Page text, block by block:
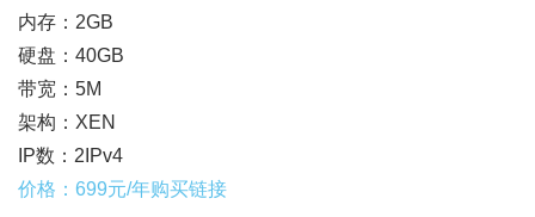
内存：2GB
硬盘：40GB
带宽：5M
架构：XEN
IP数：2IPv4
价格：699元/年购买链接